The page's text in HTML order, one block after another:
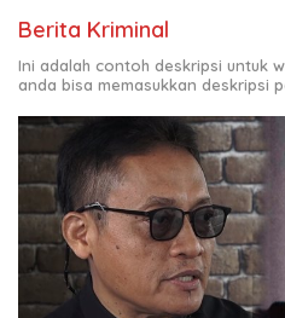
Berita Kriminal
Ini adalah contoh deskripsi untuk
anda bisa memasukkan deskripsi